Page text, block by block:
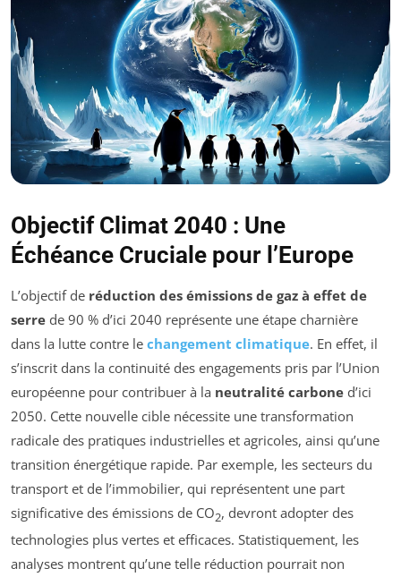
Objectif Climat 2040 : Une
Échéance Cruciale pour l’Europe
L’objectif de réduction des émissions de gaz à effet de
serre de 90 % d’ici 2040 représente une étape charnière
dans la lutte contre le changement climatique. En effet, il
s’inscrit dans la continuité des engagements pris par l’Union
européenne pour contribuer à la neutralité carbone d’ici
2050. Cette nouvelle cible nécessite une transformation
radicale des pratiques industrielles et agricoles, ainsi qu’une
transition énergétique rapide. Par exemple, les secteurs du
transport et de l’immobilier, qui représentent une part
significative des émissions de CO2, devront adopter des
technologies plus vertes et efficaces. Statistiquement, les
analyses montrent qu’une telle réduction pourrait non